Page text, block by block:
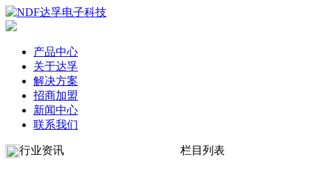
产品中心
关于达孚
解决方案
招商加盟
新闻中心
联系我们
行业资讯 栏目列表